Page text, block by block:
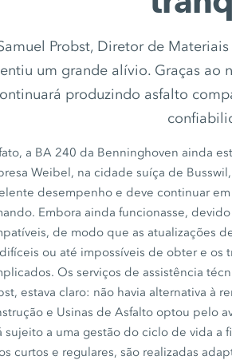
Probst, Diretor de
um grande alívio. Graças ao
produzindo asfalto
a BA 240 da Benninghoven ainda
Weibel, na cidade suíça de
desempenho e deve continuar
Embora ainda funcionasse,
de modo que as atualizações
ou até impossíveis de obter e os
Os serviços de assistência
estava claro: não havia alternativa à
e Usinas de Asfalto optou pelo
sujeito a uma gestão do ciclo de vida a
curtos e regulares, são realizadas